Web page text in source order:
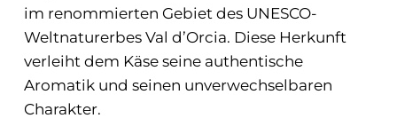
im renommierten Gebiet des UNESCO-
Weltnaturerbes Val d’Orcia. Diese Herkunft
verleiht dem Käse seine authentische
Aromatik und seinen unverwechselbaren
Charakter.